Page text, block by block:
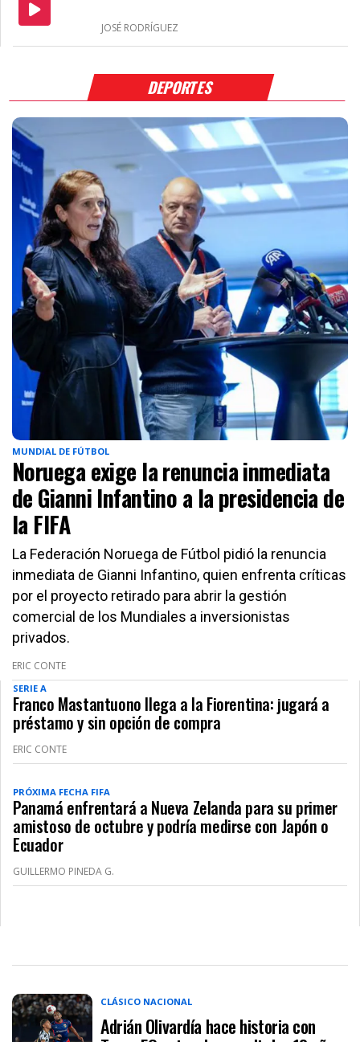
JOSÉ RODRÍGUEZ
DEPORTES
MUNDIAL DE FÚTBOL
Noruega exige la renuncia inmediata
de Gianni Infantino a la presidencia de
la FIFA
La Federación Noruega de Fútbol pidió la renuncia
inmediata de Gianni Infantino, quien enfrenta críticas
por el proyecto retirado para abrir la gestión
comercial de los Mundiales a inversionistas
privados.
ERIC CONTE
SERIE A
Franco Mastantuono llega a la Fiorentina: jugará a
préstamo y sin opción de compra
ERIC CONTE
PRÓXIMA FECHA FIFA
Panamá enfrentará a Nueva Zelanda para su primer
amistoso de octubre y podría medirse con Japón o
Ecuador
GUILLERMO PINEDA G.
CLÁSICO NACIONAL
Adrián Olivardía hace historia con